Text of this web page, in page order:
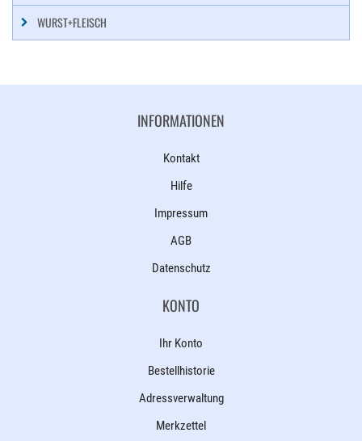
WURST+FLEISCH
INFORMATIONEN
Kontakt
Hilfe
Impressum
AGB
Datenschutz
KONTO
Ihr Konto
Bestellhistorie
Adressverwaltung
Merkzettel